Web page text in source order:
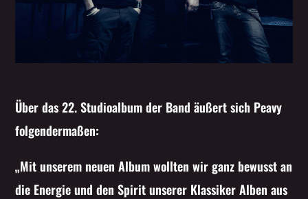
Über das 22. Studioalbum der Band äußert sich Peavy
folgendermaßen:
„Mit unserem neuen Album wollten wir ganz bewusst an
die Energie und den Spirit unserer Klassiker Alben aus